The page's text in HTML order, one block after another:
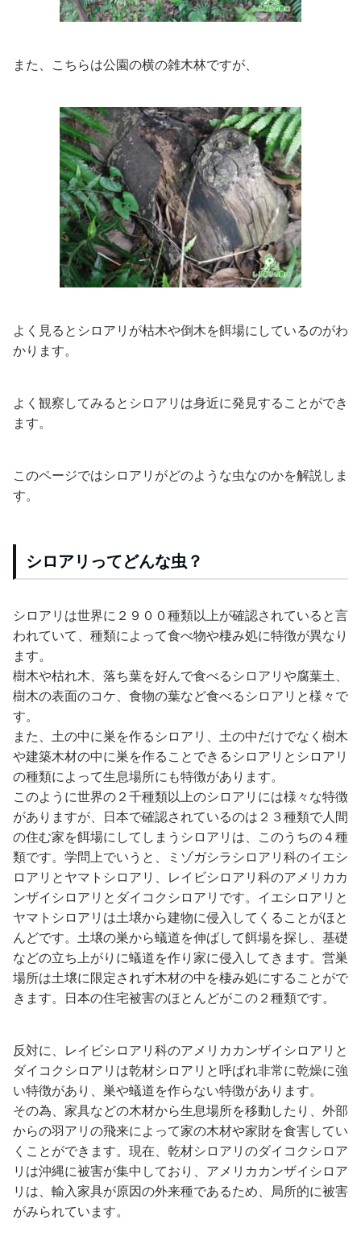
また、こちらは公園の横の雑木林ですが、
よく見るとシロアリが枯木や倒木を餌場にしているのがわ
かります。
よく観察してみるとシロアリは身近に発見することができ
ます。
このページではシロアリがどのような虫なのかを解説しま
す。
シロアリってどんな虫？
シロアリは世界に２９００種類以上が確認されていると言
われていて、種類によって食べ物や棲み処に特徴が異なり
ます。
樹木や枯れ木、落ち葉を好んで食べるシロアリや腐葉土、
樹木の表面のコケ、食物の葉など食べるシロアリと様々で
す。
また、土の中に巣を作るシロアリ、土の中だけでなく樹木
や建築木材の中に巣を作ることできるシロアリとシロアリ
の種類によって生息場所にも特徴があります。
このように世界の２千種類以上のシロアリには様々な特徴
がありますが、日本で確認されているのは２３種類で人間
の住む家を餌場にしてしまうシロアリは、このうちの４種
類です。学問上でいうと、ミゾガシラシロアリ科のイエシ
ロアリとヤマトシロアリ、レイビシロアリ科のアメリカカ
ンザイシロアリとダイコクシロアリです。イエシロアリと
ヤマトシロアリは土壌から建物に侵入してくることがほと
んどです。土壌の巣から蟻道を伸ばして餌場を探し、基礎
などの立ち上がりに蟻道を作り家に侵入してきます。営巣
場所は土壌に限定されず木材の中を棲み処にすることがで
きます。日本の住宅被害のほとんどがこの２種類です。
反対に、レイビシロアリ科のアメリカカンザイシロアリと
ダイコクシロアリは乾材シロアリと呼ばれ非常に乾燥に強
い特徴があり、巣や蟻道を作らない特徴があります。
その為、家具などの木材から生息場所を移動したり、外部
からの羽アリの飛来によって家の木材や家財を食害してい
くことができます。現在、乾材シロアリのダイコクシロア
リは沖縄に被害が集中しており、アメリカカンザイシロア
リは、輸入家具が原因の外来種であるため、局所的に被害
がみられています。